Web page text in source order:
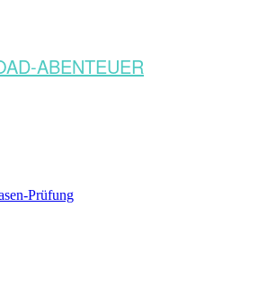
ABENTEUER
Prüfung